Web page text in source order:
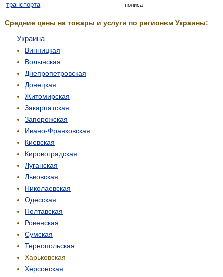
транспорта
полиса
Средние цены на товары и услуги по регионвм Украины:
Украина
Винницкая
Волынская
Днепропетровская
Донецкая
Житомирская
Закарпатская
Запорожская
Ивано-Франковская
Киевская
Кировоградская
Луганская
Львовская
Николаевская
Одесская
Полтавская
Ровенская
Сумская
Тернопольская
Харьковская
Херсонская